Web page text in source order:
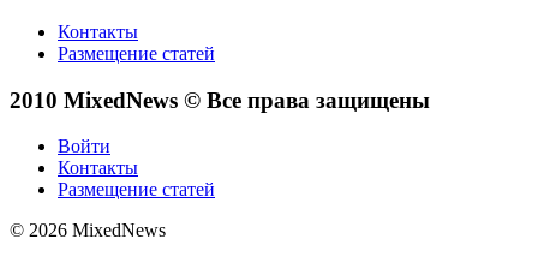
Контакты
Размещение статей
2010 MixedNews © Все права защищены
Войти
Контакты
Размещение статей
© 2026 MixedNews